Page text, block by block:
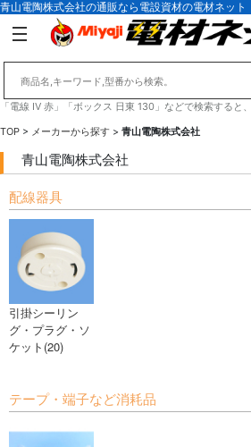
青山電陶株式会社の通販なら電設資材の電材ネット
「電線 IV 赤」「ボックス 日東 130」などで検索すると
TOP > メーカーから探す > 青山電陶株式会社
青山電陶株式会社
配線器具
引掛シーリン
グ・プラグ・ソ
ケット(20)
テープ・端子など消耗品